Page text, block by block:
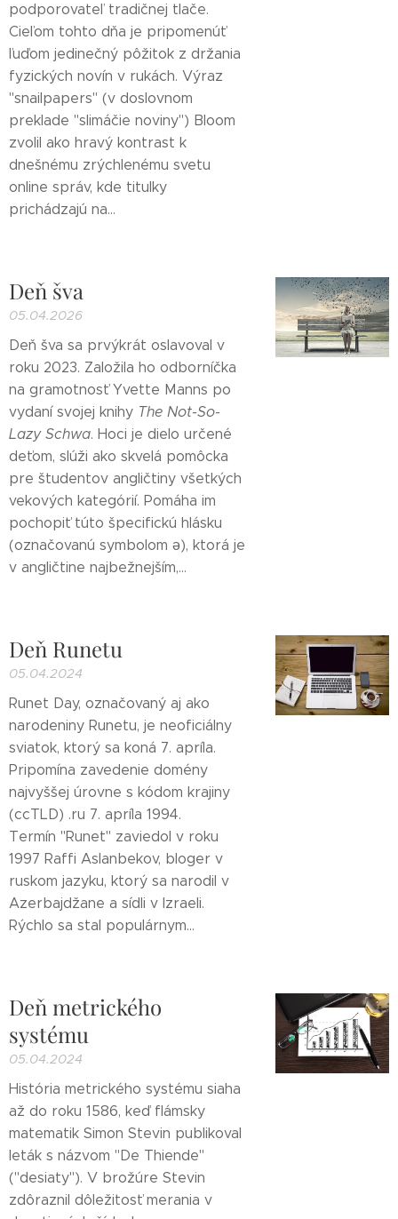
podporovateľ tradičnej tlače.
Cieľom tohto dňa je pripomenúť
ľuďom jedinečný pôžitok z držania
fyzických novín v rukách. Výraz
"snailpapers" (v doslovnom
preklade "slimáčie noviny") Bloom
zvolil ako hravý kontrast k
dnešnému zrýchlenému svetu
online správ, kde titulky
prichádzajú na...
Deň šva
05.04.2026
Deň šva sa prvýkrát oslavoval v
roku 2023. Založila ho odborníčka
na gramotnosť Yvette Manns po
vydaní svojej knihy The Not-So-
Lazy Schwa. Hoci je dielo určené
deťom, slúži ako skvelá pomôcka
pre študentov angličtiny všetkých
vekových kategórií. Pomáha im
pochopiť túto špecifickú hlásku
(označovanú symbolom ə), ktorá je
v angličtine najbežnejším,...
Deň Runetu
05.04.2024
Runet Day, označovaný aj ako
narodeniny Runetu, je neoficiálny
sviatok, ktorý sa koná 7. apríla.
Pripomína zavedenie domény
najvyššej úrovne s kódom krajiny
(ccTLD) .ru 7. apríla 1994.
Termín "Runet" zaviedol v roku
1997 Raffi Aslanbekov, bloger v
ruskom jazyku, ktorý sa narodil v
Azerbajdžane a sídli v Izraeli.
Rýchlo sa stal populárnym...
Deň metrického
systému
05.04.2024
História metrického systému siaha
až do roku 1586, keď flámsky
matematik Simon Stevin publikoval
leták s názvom "De Thiende"
("desiaty"). V brožúre Stevin
zdôraznil dôležitosť merania v